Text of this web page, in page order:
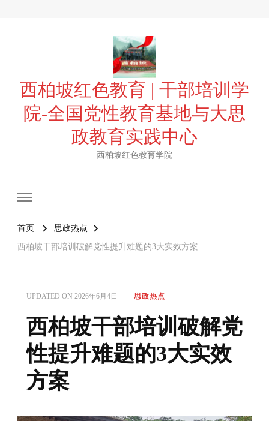
西柏坡红色教育 | 干部培训学
院-全国党性教育基地与大思
政教育实践中心
西柏坡红色教育学院
首页 思政热点
西柏坡干部培训破解党性提升难题的3大实效方案
UPDATED ON 2026年6月4日 思政热点
西柏坡干部培训破解党
性提升难题的3大实效
方案